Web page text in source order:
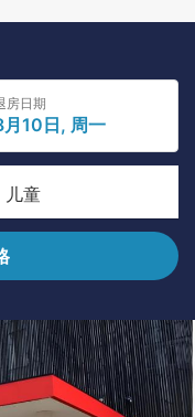
房日期
月10日, 周一
儿童